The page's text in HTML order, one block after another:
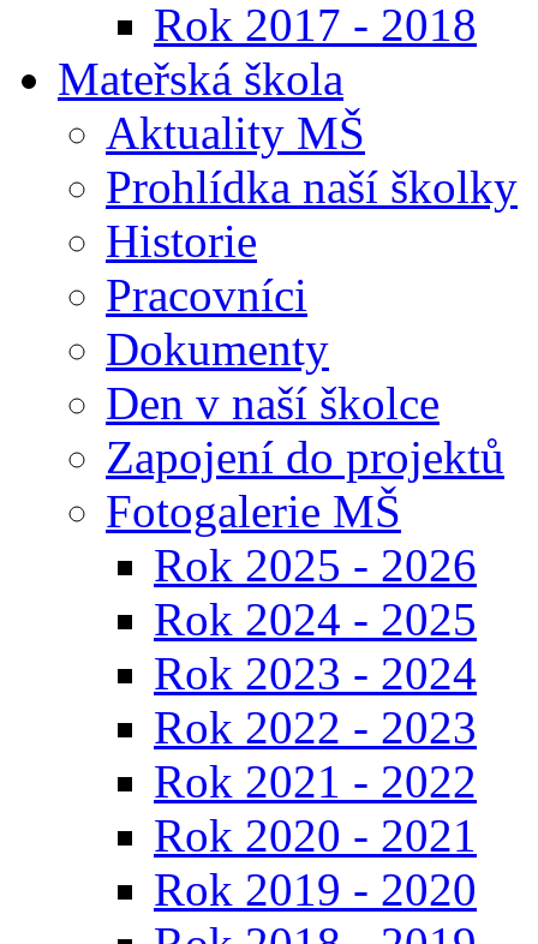
Rok 2017 - 2018
Mateřská škola
Aktuality MŠ
Prohlídka naší školky
Historie
Pracovníci
Dokumenty
Den v naší školce
Zapojení do projektů
Fotogalerie MŠ
Rok 2025 - 2026
Rok 2024 - 2025
Rok 2023 - 2024
Rok 2022 - 2023
Rok 2021 - 2022
Rok 2020 - 2021
Rok 2019 - 2020